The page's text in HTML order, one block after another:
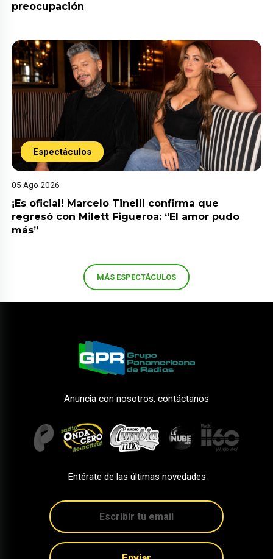
preocupación
Espectáculos
05 Ago 2026
¡Es oficial! Marcelo Tinelli confirma que
regresó con Milett Figueroa: “El amor pudo
más”
MÁS ESPECTÁCULOS
Anuncia con nosotros, contáctanos
Entérate de las últimas novedades